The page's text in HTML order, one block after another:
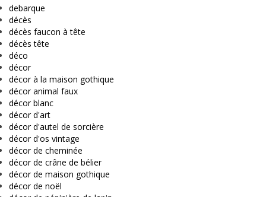
debarque
décès
décès faucon à tête
décès tête
déco
décor
décor à la maison gothique
décor animal faux
décor blanc
décor d'art
décor d'autel de sorcière
décor d'os vintage
décor de cheminée
décor de crâne de bélier
décor de maison gothique
décor de noël